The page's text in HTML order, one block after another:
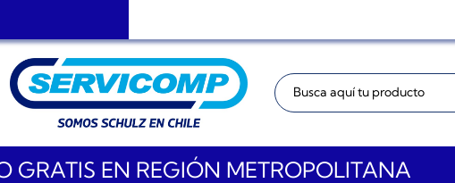
Buscar:
GRATIS EN REGIÓN METROPOLITANA